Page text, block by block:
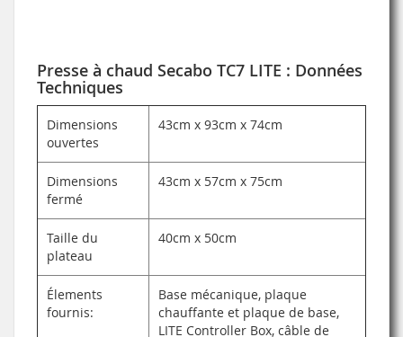
Presse à chaud Secabo TC7 LITE : Données
Techniques
Dimensions
ouvertes
43cm x 93cm x 74cm
Dimensions
fermé
43cm x 57cm x 75cm
Taille du
plateau
40cm x 50cm
Élements
fournis:
Base mécanique, plaque
chauffante et plaque de base,
LITE Controller Box, câble de